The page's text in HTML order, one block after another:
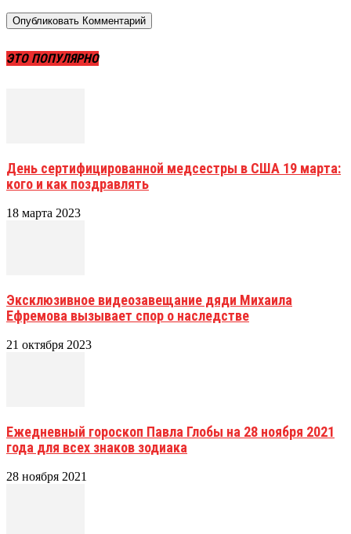
ЭТО ПОПУЛЯРНО
День сертифицированной медсестры в США 19 марта:
кого и как поздравлять
18 марта 2023
Эксклюзивное видеозавещание дяди Михаила
Ефремова вызывает спор о наследстве
21 октября 2023
Ежедневный гороскоп Павла Глобы на 28 ноября 2021
года для всех знаков зодиака
28 ноября 2021